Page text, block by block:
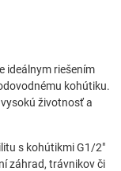
ideálnym riešením
kohútiku.
životnosť a
s kohútikmi G1/2"
záhrad, trávnikov či